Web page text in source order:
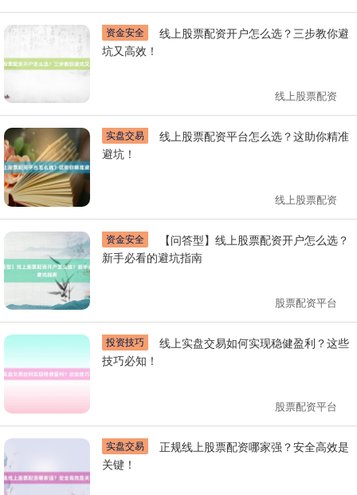
资金安全
坑又高效！
线上股票配资
实盘交易
避坑！
线上股票配资
资金安全
新手必看的避坑指南
股票配资平台
投资技巧
技巧必知！
股票配资平台
实盘交易
关键！